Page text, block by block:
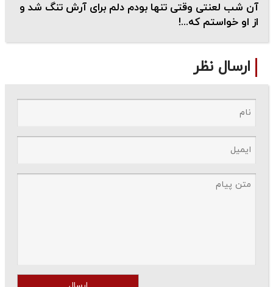
آن شب لعنتی وقتی تنها بودم دلم برای آرش تنگ شد و
از او خواستم که...!
ارسال نظر